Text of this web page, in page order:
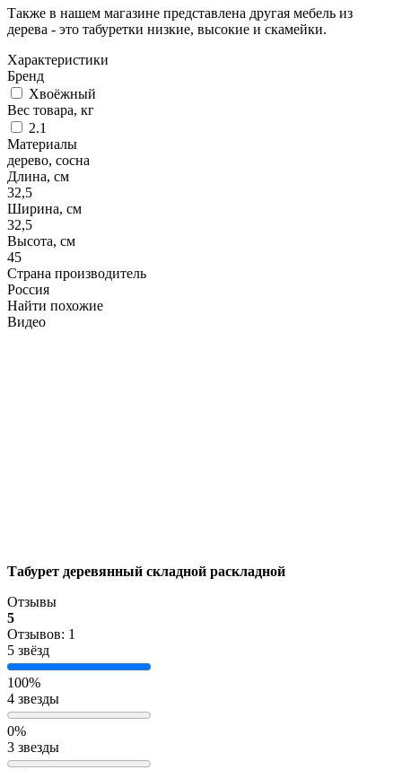
Также в нашем магазине представлена другая мебель из
дерева - это табуретки низкие, высокие и скамейки.
Характеристики
Бренд
Хвоёжный
Вес товара, кг
2.1
Материалы
дерево, сосна
Длина, см
32,5
Ширина, см
32,5
Высота, см
45
Страна производитель
Россия
Найти похожие
Видео
Табурет деревянный складной раскладной
Отзывы
5
Отзывов: 1
5 звёзд
100%
4 звезды
0%
3 звезды